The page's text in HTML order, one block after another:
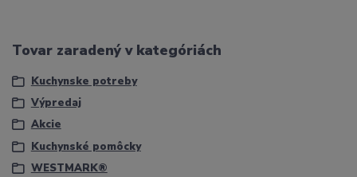
Tovar zaradený v kategóriách
Kuchynske potreby
Výpredaj
Akcie
Kuchynské pomôcky
WESTMARK®